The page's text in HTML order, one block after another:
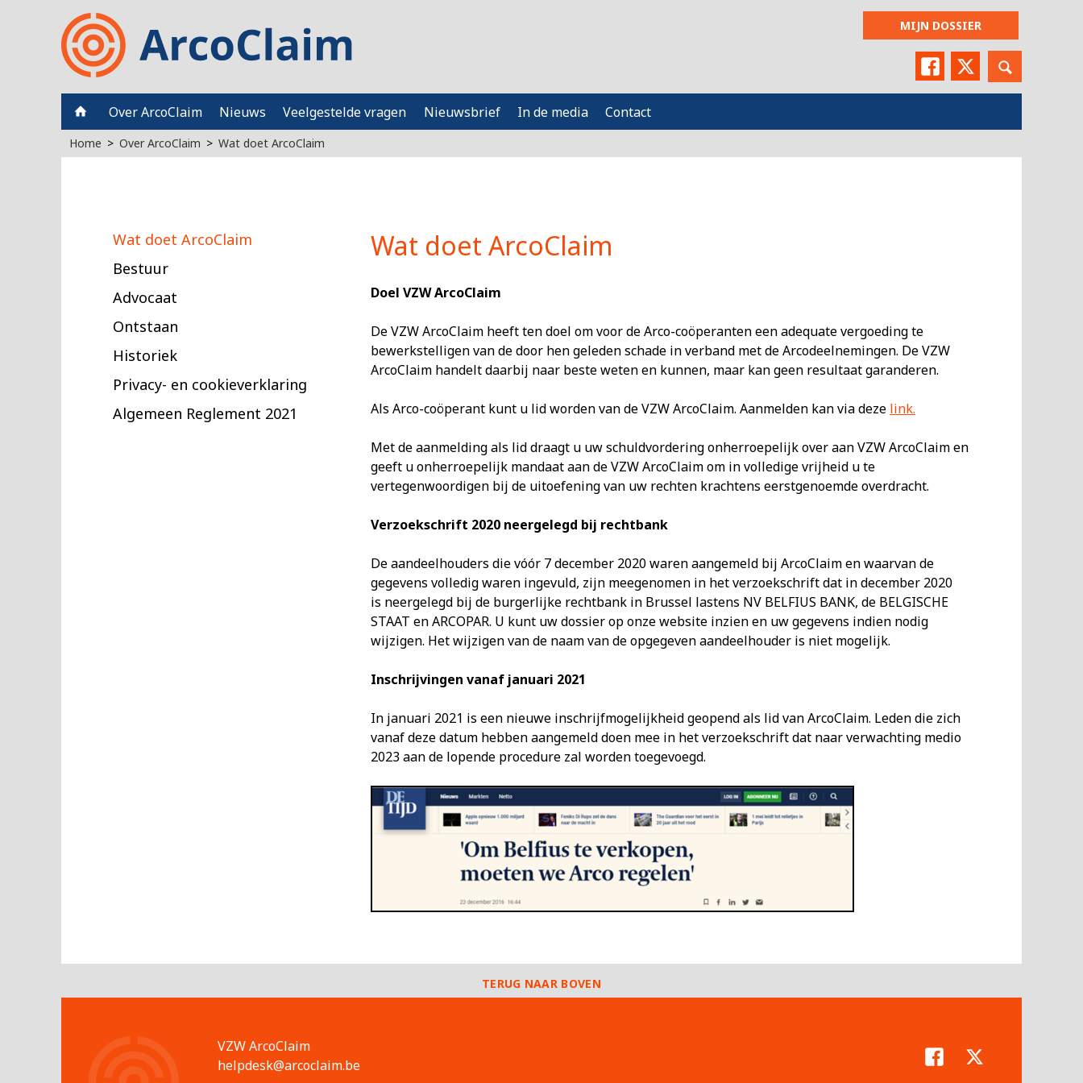
FacebookTwitter
MIJN DOSSIER
Over ArcoClaim Nieuws Veelgestelde vragen Nieuwsbrief In de media Contact
Home Over ArcoClaim Wat doet ArcoClaim
Wat doet ArcoClaim
Bestuur
Advocaat
Ontstaan
Historiek
Privacy- en cookieverklaring
Algemeen Reglement 2021
Wat doet ArcoClaim
Doel VZW ArcoClaim
De VZW ArcoClaim heeft ten doel om voor de Arco-coöperanten een adequate vergoeding te
bewerkstelligen van de door hen geleden schade in verband met de Arcodeelnemingen. De VZW
ArcoClaim handelt daarbij naar beste weten en kunnen, maar kan geen resultaat garanderen.
Als Arco-coöperant kunt u lid worden van de VZW ArcoClaim. Aanmelden kan via deze link.
Met de aanmelding als lid draagt u uw schuldvordering onherroepelijk over aan VZW ArcoClaim en
geeft u onherroepelijk mandaat aan de VZW ArcoClaim om in volledige vrijheid u te
vertegenwoordigen bij de uitoefening van uw rechten krachtens eerstgenoemde overdracht.
Verzoekschrift 2020 neergelegd bij rechtbank
De aandeelhouders die vóór 7 december 2020 waren aangemeld bij ArcoClaim en waarvan de
gegevens volledig waren ingevuld, zijn meegenomen in het verzoekschrift dat in december 2020
is neergelegd bij de burgerlijke rechtbank in Brussel lastens NV BELFIUS BANK, de BELGISCHE
STAAT en ARCOPAR. U kunt uw dossier op onze website inzien en uw gegevens indien nodig
wijzigen. Het wijzigen van de naam van de opgegeven aandeelhouder is niet mogelijk.
Inschrijvingen vanaf januari 2021
In januari 2021 is een nieuwe inschrijfmogelijkheid geopend als lid van ArcoClaim. Leden die zich
vanaf deze datum hebben aangemeld doen mee in het verzoekschrift dat naar verwachting medio
2023 aan de lopende procedure zal worden toegevoegd.
TERUG NAAR BOVEN
VZW ArcoClaim
helpdesk@arcoclaim.be
Facebook